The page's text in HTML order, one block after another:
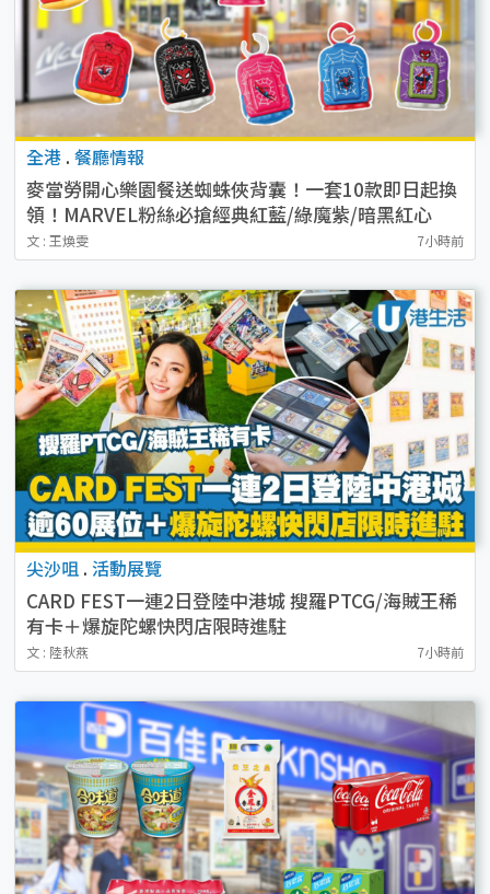
全港 . 餐廳情報
麥當勞開心樂園餐送蜘蛛俠背囊！一套10款即日起換
領！MARVEL粉絲必搶經典紅藍/綠魔紫/暗黑紅心
文 : 王煥雯 7小時前
尖沙咀 . 活動展覽
CARD FEST一連2日登陸中港城 搜羅PTCG/海賊王稀
有卡＋爆旋陀螺快閃店限時進駐
文 : 陸秋燕 7小時前